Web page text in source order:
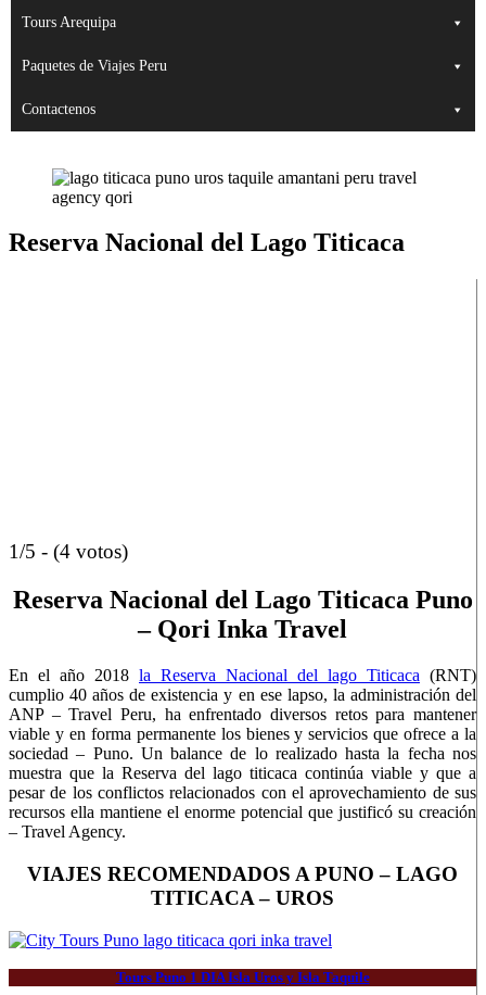
Tours Arequipa
Paquetes de Viajes Peru
Contactenos
Reserva Nacional del Lago Titicaca
1/5 - (4 votos)
Reserva Nacional del Lago Titicaca Puno
– Qori Inka Travel
En el año 2018 la Reserva Nacional del lago Titicaca (RNT)
cumplio 40 años de existencia y en ese lapso, la administración del
ANP – Travel Peru, ha enfrentado diversos retos para mantener
viable y en forma permanente los bienes y servicios que ofrece a la
sociedad – Puno. Un balance de lo realizado hasta la fecha nos
muestra que la Reserva del lago titicaca continúa viable y que a
pesar de los conflictos relacionados con el aprovechamiento de sus
recursos ella mantiene el enorme potencial que justificó su creación
– Travel Agency.
VIAJES RECOMENDADOS A PUNO – LAGO
TITICACA – UROS
Tours Puno 1 DIA Isla Uros y Isla Taquile